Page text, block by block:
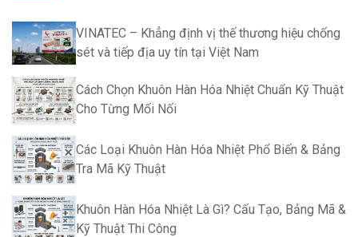
VINATEC – Khẳng định vị thế thương hiệu chống
sét và tiếp địa uy tín tại Việt Nam
Cách Chọn Khuôn Hàn Hóa Nhiệt Chuẩn Kỹ Thuật
Cho Từng Mối Nối
Các Loại Khuôn Hàn Hóa Nhiệt Phổ Biến & Bảng
Tra Mã Kỹ Thuật
Khuôn Hàn Hóa Nhiệt Là Gì? Cấu Tạo, Bảng Mã &
Kỹ Thuật Thi Công